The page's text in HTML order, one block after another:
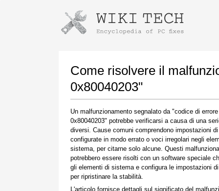
Come risolvere il
0x80040203"
Un malfunzionamento segnalato da "codice di errore
0x80040203" potrebbe verificarsi a causa di una
diversi. Cause comuni comprendono impostazioni
configurate in modo errato o voci irregolari negli
sistema, per citarne solo alcune. Questi
potrebbero essere risolti con un software speciale
gli elementi di sistema e configura le impostazioni
per ripristinare la stabilità.
L'articolo fornisce dettagli sul significato del
Istruzioni per il download con
Una volta completato il download, fare clic sul
collegamento al file scaricato